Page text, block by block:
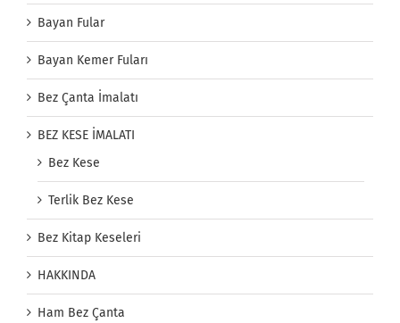
Bayan Fular
Bayan Kemer Fuları
Bez Çanta İmalatı
BEZ KESE İMALATI
Bez Kese
Terlik Bez Kese
Bez Kitap Keseleri
HAKKINDA
Ham Bez Çanta